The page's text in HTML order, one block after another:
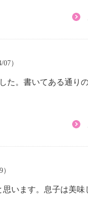
）
。書いてある通り
います。息子は美味